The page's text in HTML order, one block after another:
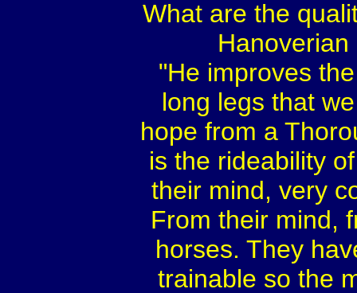
What are the
"He improves
long legs that
hope from a
is the rideability
their mind, very
From their mind,
horses. They
trainable so the